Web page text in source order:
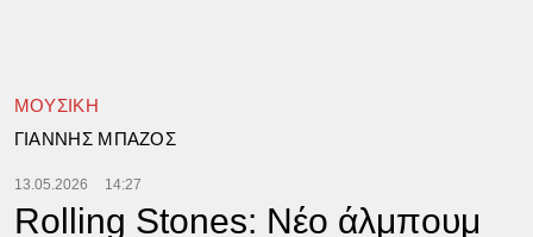
ΜΟΥΣΙΚΗ
ΓΙΑΝΝΗΣ ΜΠΑΖΟΣ
13.05.2026 14:27
Rolling Stones: Νέο άλμπουμ